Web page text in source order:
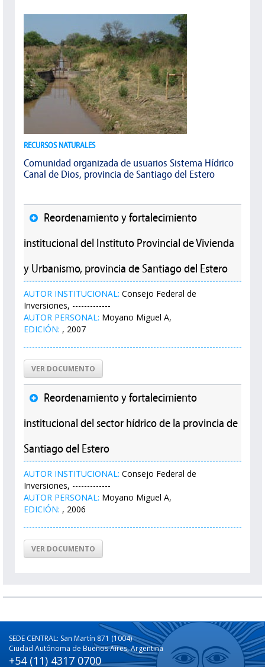
RECURSOS NATURALES
Comunidad organizada de usuarios Sistema Hídrico
Canal de Dios, provincia de Santiago del Estero
Reordenamiento y fortalecimiento
institucional del Instituto Provincial de Vivienda
y Urbanismo, provincia de Santiago del Estero
AUTOR INSTITUCIONAL: Consejo Federal de
Inversiones, -------------
AUTOR PERSONAL: Moyano Miguel A,
EDICIÓN: , 2007
VER DOCUMENTO
Reordenamiento y fortalecimiento
institucional del sector hídrico de la provincia de
Santiago del Estero
AUTOR INSTITUCIONAL: Consejo Federal de
Inversiones, -------------
AUTOR PERSONAL: Moyano Miguel A,
EDICIÓN: , 2006
VER DOCUMENTO
SEDE CENTRAL: San Martín 871 (1004)
Ciudad Autónoma de Buenos Aires, Argentina
+54 (11) 4317 0700